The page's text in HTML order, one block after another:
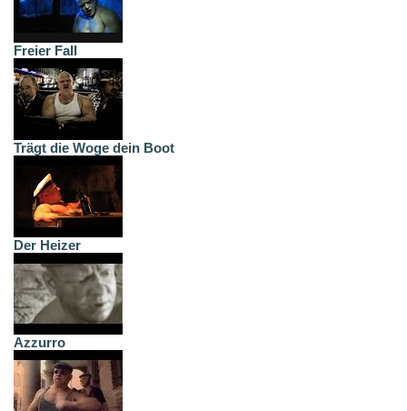
Freier Fall
Trägt die Woge dein Boot
Der Heizer
Azzurro